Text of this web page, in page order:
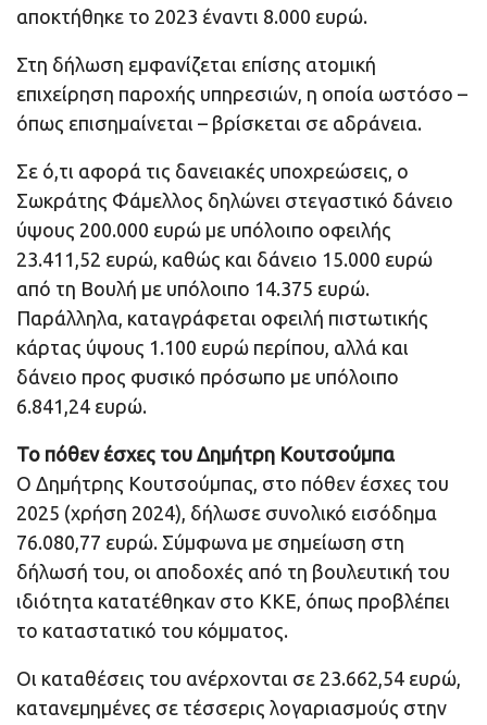
αποκτήθηκε το 2023 έναντι 8.000 ευρώ.
Στη δήλωση εμφανίζεται επίσης ατομική
επιχείρηση παροχής υπηρεσιών, η οποία ωστόσο –
όπως επισημαίνεται – βρίσκεται σε αδράνεια.
Σε ό,τι αφορά τις δανειακές υποχρεώσεις, ο
Σωκράτης Φάμελλος δηλώνει στεγαστικό δάνειο
ύψους 200.000 ευρώ με υπόλοιπο οφειλής
23.411,52 ευρώ, καθώς και δάνειο 15.000 ευρώ
από τη Βουλή με υπόλοιπο 14.375 ευρώ.
Παράλληλα, καταγράφεται οφειλή πιστωτικής
κάρτας ύψους 1.100 ευρώ περίπου, αλλά και
δάνειο προς φυσικό πρόσωπο με υπόλοιπο
6.841,24 ευρώ.
Το πόθεν έσχες του Δημήτρη Κουτσούμπα
Ο Δημήτρης Κουτσούμπας, στο πόθεν έσχες του
2025 (χρήση 2024), δήλωσε συνολικό εισόδημα
76.080,77 ευρώ. Σύμφωνα με σημείωση στη
δήλωσή του, οι αποδοχές από τη βουλευτική του
ιδιότητα κατατέθηκαν στο ΚΚΕ, όπως προβλέπει
το καταστατικό του κόμματος.
Οι καταθέσεις του ανέρχονται σε 23.662,54 ευρώ,
κατανεμημένες σε τέσσερις λογαριασμούς στην